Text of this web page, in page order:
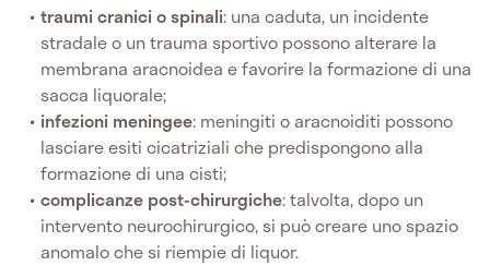
traumi cranici o spinali: una caduta, un incidente
stradale o un trauma sportivo possono alterare la
membrana aracnoidea e favorire la formazione di una
sacca liquorale;
infezioni meningee: meningiti o aracnoiditi possono
lasciare esiti cicatriziali che predispongono alla
formazione di una cisti;
complicanze post-chirurgiche: talvolta, dopo un
intervento neurochirurgico, si può creare uno spazio
anomalo che si riempie di liquor.